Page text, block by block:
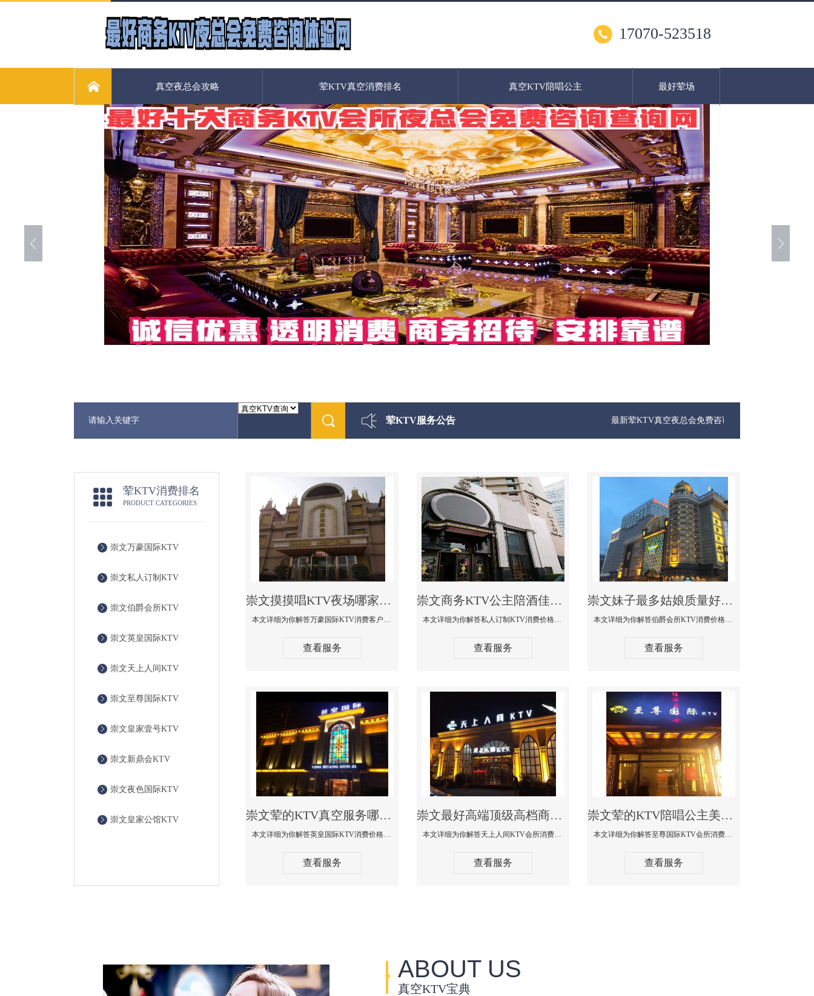
17070-523518
真空夜总会攻略 荤KTV真空消费排名 真空KTV陪唱公主 最好荤场
荤KTV服务公告 最新荤KTV真空夜总会免费咨询1312 0333301微信同步！
荤KTV消费排名
PRODUCT CATEGORIES
崇文万豪国际KTV
崇文私人订制KTV
崇文伯爵会所KTV
崇文英皇国际KTV
崇文天上人间KTV
崇文至尊国际KTV
崇文皇家壹号KTV
崇文新鼎会KTV
崇文夜色国际KTV
崇文皇家公馆KTV
崇文摸摸唱KTV夜场哪家好玩开放-万豪国际KTV消费客户点评
本文详细为你解答万豪国际KTV消费客户点评，更多关于摸摸唱KTV夜场哪家好玩开放咨询1312 0333301微信同步！
查看服务
崇文商务KTV公主陪酒佳丽漂亮哪家多-私人订制KTV消费价格口碑点评
本文详细为你解答私人订制KTV消费价格口碑点评，更多关于商务KTV公主陪酒佳丽漂亮哪家多免费咨询1312 0333301微信同步！
查看服务
崇文妹子最多姑娘质量好的真空夜总会KTV-伯爵会所KTV消费点评
本文详细为你解答伯爵会所KTV消费价格点评，更多关于妹子最多姑娘质量好的真空夜总会KTV免费咨询1312 0333301微信同步！
查看服务
崇文荤的KTV真空服务哪家好-英皇国际KTV消费价格口碑点评
本文详细为你解答英皇国际KTV消费价格点评，更多关于荤的KTV真空服务哪家好免费咨询1312 0333301微信同步！
查看服务
崇文最好高端顶级高档商务KTV夜总会-天上人间KTV消费点评
本文详细为你解答天上人间KTV会所消费价格点评，更多关于最好高端顶级高档商务KTV夜总会免费咨询1312 0333301微信同步！
查看服务
崇文荤的KTV陪唱公主美女哪家最多-至尊国际KTV会所消费价格
本文详细为你解答至尊国际KTV会所消费价格点评，更多关于荤的KTV陪唱公主美女哪家最多免费咨询1312 0333301微信同步！
查看服务
ABOUT US
真空KTV宝典